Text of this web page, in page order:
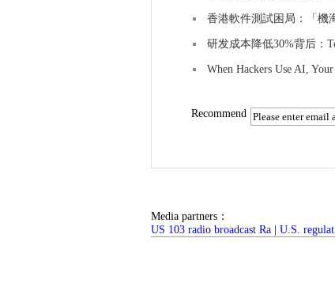
香港軟件測試困局：「機
研发成本降低30%背后：
When Hackers Use AI,
Recommend
Media partners：
US 103 radio broadcast Ra
U.S.